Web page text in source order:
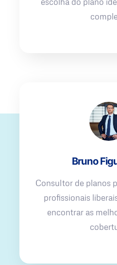
Bruno
Consultor de planos
profissionais
encontrar as